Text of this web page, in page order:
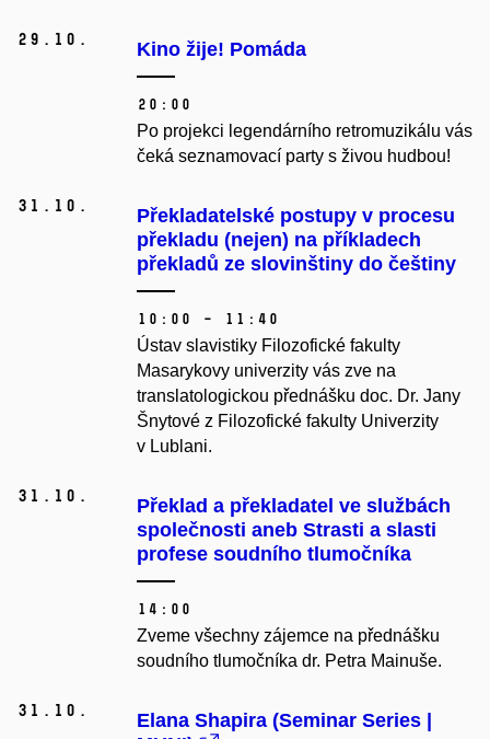
29. 10. Kino žije! Pomáda
20:00
Po projekci legendárního retromuzikálu vás
čeká seznamovací party s živou hudbou!
31. 10.
Překladatelské postupy v procesu
překladu (nejen) na příkladech
překladů ze slovinštiny do češtiny
10:00 – 11:40
Ústav slavistiky Filozofické fakulty
Masarykovy univerzity vás zve na
translatologickou přednášku doc. Dr. Jany
Šnytové z Filozofické fakulty Univerzity
v Lublani.
31. 10.
Překlad a překladatel ve službách
společnosti aneb Strasti a slasti
profese soudního tlumočníka
14:00
Zveme všechny zájemce na přednášku
soudního tlumočníka dr. Petra Mainuše.
31. 10.
Elana Shapira (Seminar Series |